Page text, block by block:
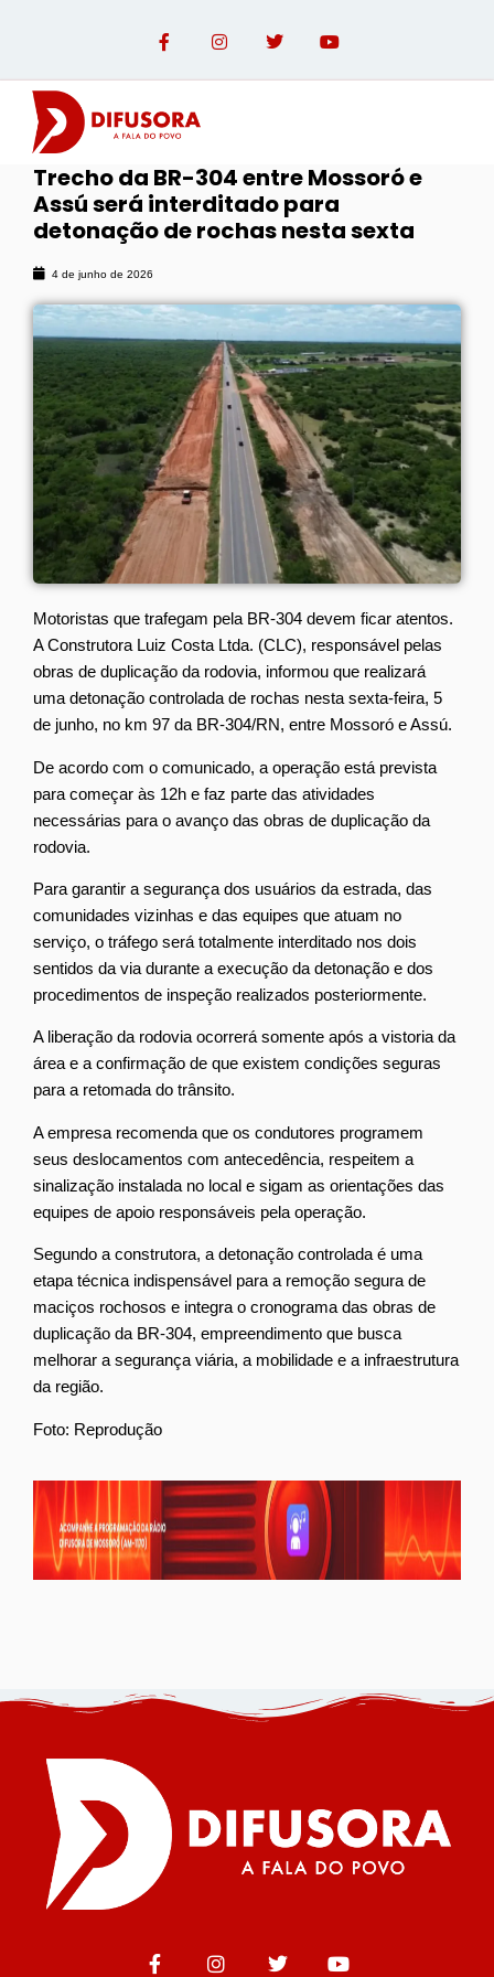
Trecho da BR-304 entre Mossoró e
Assú será interditado para
detonação de rochas nesta sexta
4 de junho de 2026
Motoristas que trafegam pela BR-304 devem ficar atentos.
A Construtora Luiz Costa Ltda. (CLC), responsável pelas
obras de duplicação da rodovia, informou que realizará
uma detonação controlada de rochas nesta sexta-feira, 5
de junho, no km 97 da BR-304/RN, entre Mossoró e Assú.
De acordo com o comunicado, a operação está prevista
para começar às 12h e faz parte das atividades
necessárias para o avanço das obras de duplicação da
rodovia.
Para garantir a segurança dos usuários da estrada, das
comunidades vizinhas e das equipes que atuam no
serviço, o tráfego será totalmente interditado nos dois
sentidos da via durante a execução da detonação e dos
procedimentos de inspeção realizados posteriormente.
A liberação da rodovia ocorrerá somente após a vistoria da
área e a confirmação de que existem condições seguras
para a retomada do trânsito.
A empresa recomenda que os condutores programem
seus deslocamentos com antecedência, respeitem a
sinalização instalada no local e sigam as orientações das
equipes de apoio responsáveis pela operação.
Segundo a construtora, a detonação controlada é uma
etapa técnica indispensável para a remoção segura de
maciços rochosos e integra o cronograma das obras de
duplicação da BR-304, empreendimento que busca
melhorar a segurança viária, a mobilidade e a infraestrutura
da região.
Foto: Reprodução